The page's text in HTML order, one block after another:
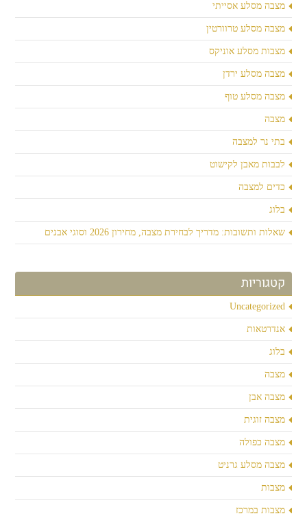
מצבה מסלע אסייתי
מצבה מסלע טרוורטין
מצבות מסלע אוניקס
מצבה מסלע ירדן
מצבה מסלע טוף
מצבה
בתי נר למצבה
לבבות מאבן לקישוט
כדים למצבה
בלוג
שאלות ותשובות: מדריך לבחירת מצבה, מחירון 2026 וסוגי אבנים
קטגוריות
Uncategorized
אנדרטאות
בלוג
מצבה
מצבה אבן
מצבה זוגית
מצבה כפולה
מצבה מסלע גרניט
מצבות
מצבות במרכז